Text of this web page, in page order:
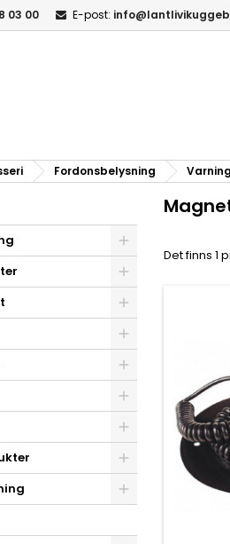
03 00 E-post:
Fordonsbelysning
Det finns 1